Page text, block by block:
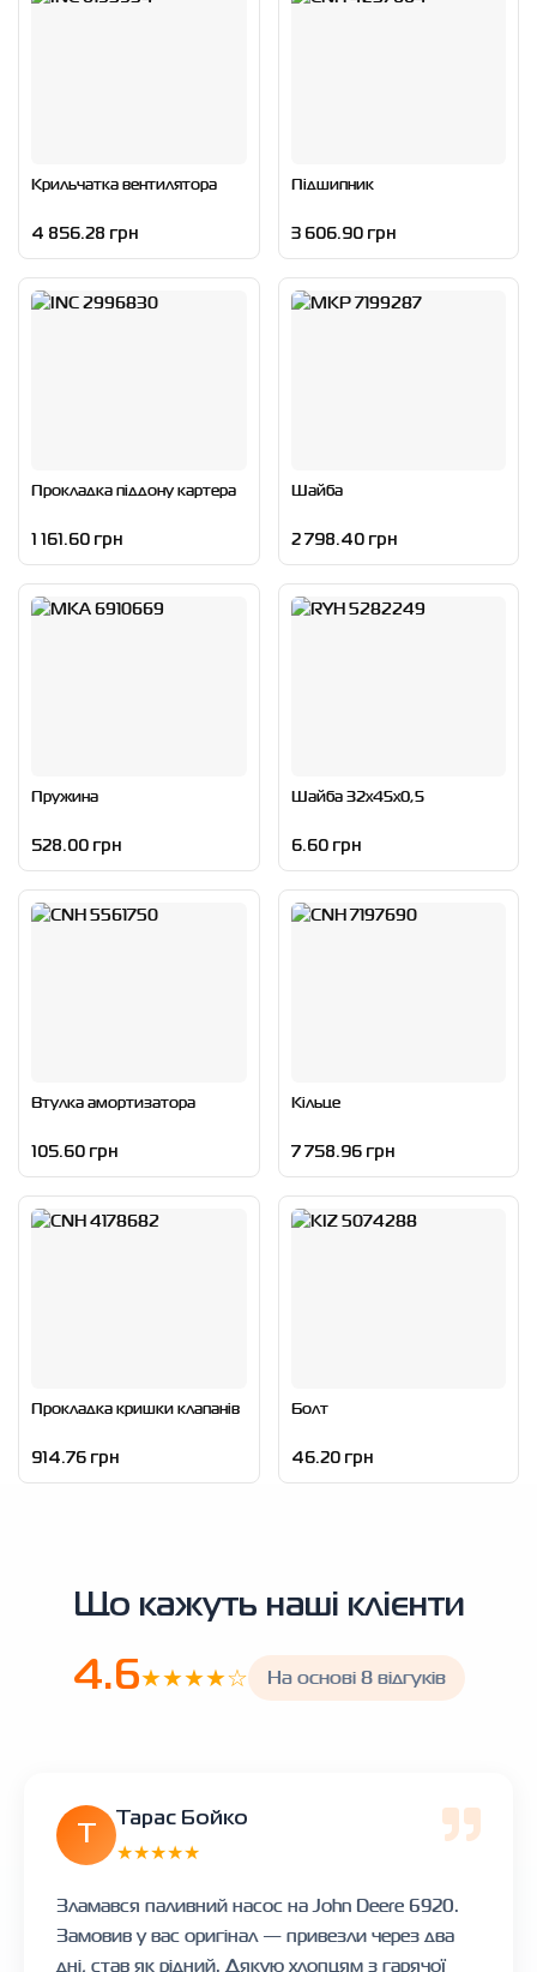
Крильчатка вентилятора
4 856.28 грн
Підшипник
3 606.90 грн
Прокладка піддону картера
1 161.60 грн
Шайба
2 798.40 грн
Пружина
528.00 грн
Шайба 32x45x0,5
6.60 грн
Втулка амортизатора
105.60 грн
Кільце
7 758.96 грн
Прокладка кришки клапанів
914.76 грн
Болт
46.20 грн
Що кажуть наші клієнти
4.6★★★★☆ На основі 8 відгуків
Тарас Бойко
★★★★★
Зламався паливний насос на John Deere 6920.
Замовив у вас оригінал — привезли через два
дні, став як рідний. Дякую хлопцям з гарячої